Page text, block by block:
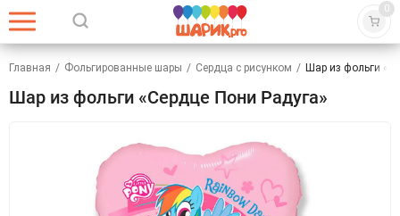
0
Главная / Фольгированные шары / Сердца с рисунком / Шар из фольги
Шар из фольги «Сердце Пони Радуга»